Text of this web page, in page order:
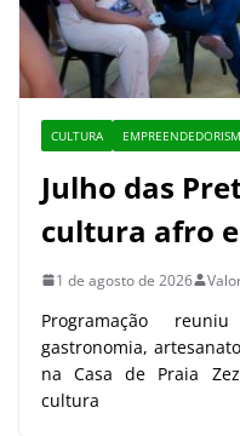
CULTURA
Julho das
cultura afro
1 de agosto de 2026
Programação
gastronomia,
na Casa de Praia
cultura